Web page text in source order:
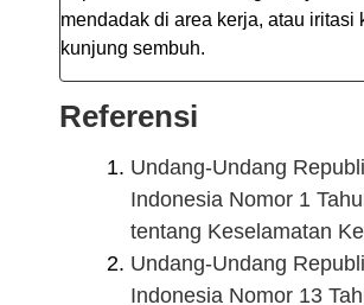
mendadak di area kerja, atau iritasi
kunjung sembuh.
Referensi
Undang-Undang
Indonesia Nomor 1
tentang Keselamatan
Undang-Undang
Indonesia Nomor 13